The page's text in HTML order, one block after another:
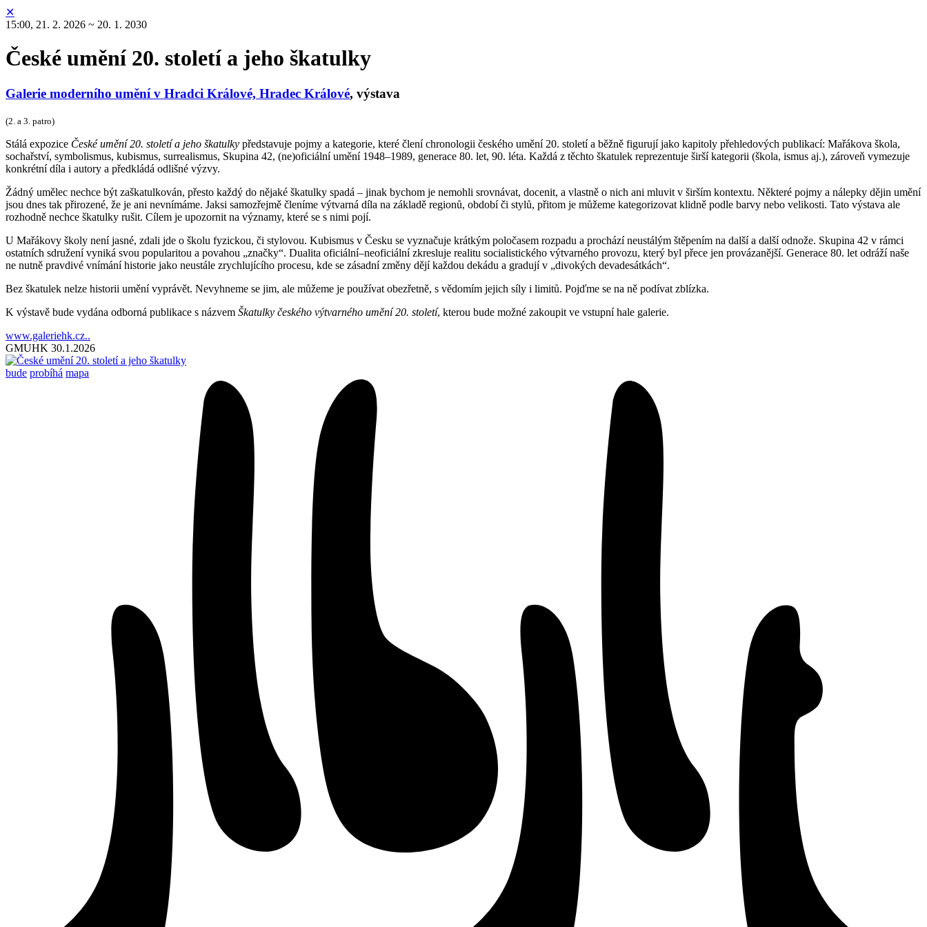
✕
15:00, 21. 2. 2026 ~ 20. 1. 2030
České umění 20. století a jeho škatulky
Galerie moderního umění v Hradci Králové, Hradec Králové, výstava
(2. a 3. patro)
Stálá expozice České umění 20. století a jeho škatulky představuje pojmy a kategorie, které člení chronologii českého umění 20. století a běžně figurují jako kapitoly přehledových publikací: Mařákova škola,
sochařství, symbolismus, kubismus, surrealismus, Skupina 42, (ne)oficiální umění 1948–1989, generace 80. let, 90. léta. Každá z těchto škatulek reprezentuje širší kategorii (škola, ismus aj.), zároveň vymezuje
konkrétní díla i autory a předkládá odlišné výzvy.
Žádný umělec nechce být zaškatulkován, přesto každý do nějaké škatulky spadá – jinak bychom je nemohli srovnávat, docenit, a vlastně o nich ani mluvit v širším kontextu. Některé pojmy a nálepky dějin umění
jsou dnes tak přirozené, že je ani nevnímáme. Jaksi samozřejmě členíme výtvarná díla na základě regionů, období či stylů, přitom je můžeme kategorizovat klidně podle barvy nebo velikosti. Tato výstava ale
rozhodně nechce škatulky rušit. Cílem je upozornit na významy, které se s nimi pojí.
U Mařákovy školy není jasné, zdali jde o školu fyzickou, či stylovou. Kubismus v Česku se vyznačuje krátkým poločasem rozpadu a prochází neustálým štěpením na další a další odnože. Skupina 42 v rámci
ostatních sdružení vyniká svou popularitou a povahou „značky“. Dualita oficiální–neoficiální zkresluje realitu socialistického výtvarného provozu, který byl přece jen provázanější. Generace 80. let odráží naše
ne nutně pravdivé vnímání historie jako neustále zrychlujícího procesu, kde se zásadní změny dějí každou dekádu a gradují v „divokých devadesátkách“.
Bez škatulek nelze historii umění vyprávět. Nevyhneme se jim, ale můžeme je používat obezřetně, s vědomím jejich síly i limitů. Pojďme se na ně podívat zblízka.
K výstavě bude vydána odborná publikace s názvem Škatulky českého výtvarného umění 20. století, kterou bude možné zakoupit ve vstupní hale galerie.
www.galeriehk.cz..
GMUHK 30.1.2026
bude probíhá mapa